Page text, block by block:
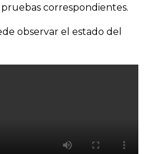
correspondientes.
observar el estado del